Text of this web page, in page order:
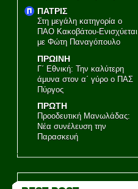
ΠΑΤΡΙΣ
Στη μεγάλη κατηγορία ο
ΠΑΟ Κακοβάτου-Ενισχύεται
με Φώτη Παναγόπουλο
ΠΡΩΙΝΗ
Γ΄ Εθνική: Την καλύτερη
άμυνα στον α΄ γύρο ο ΠΑΣ
Πύργος
ΠΡΩΤΗ
Προοδευτική Μανωλάδας:
Νέα συνέλευση την
Παρασκευή